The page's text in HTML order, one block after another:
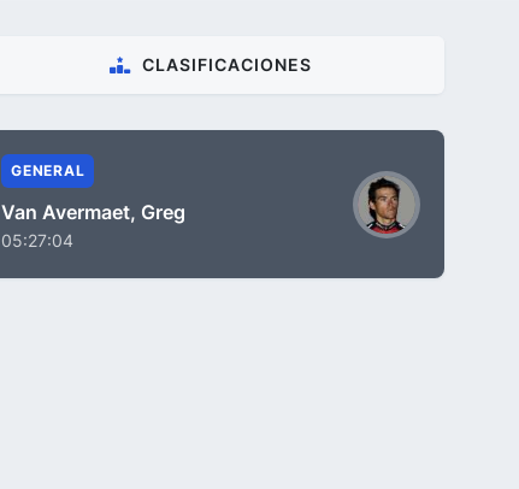
CLASIFICACIONES
GENERAL
Van Avermaet, Greg
05:27:04